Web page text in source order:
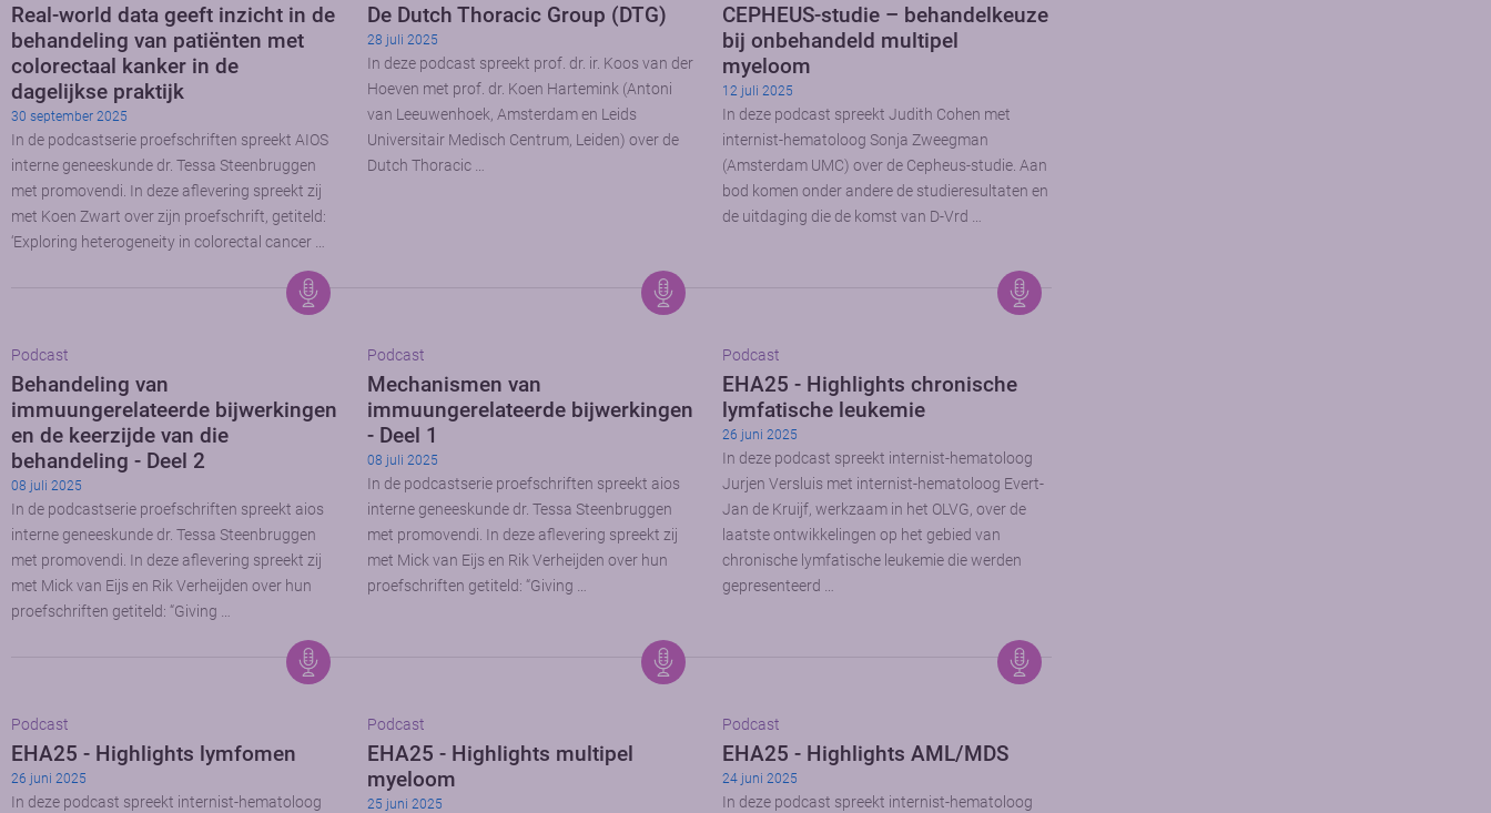
Real-world data geeft inzicht in de
behandeling van patiënten met
colorectaal kanker in de
dagelijkse praktijk
30 september 2025
In de podcastserie proefschriften spreekt AIOS
interne geneeskunde dr. Tessa Steenbruggen
met promovendi. In deze aflevering spreekt zij
met Koen Zwart over zijn proefschrift, getiteld:
‘Exploring heterogeneity in colorectal cancer …
De Dutch Thoracic Group (DTG)
28 juli 2025
In deze podcast spreekt prof. dr. ir. Koos van der
Hoeven met prof. dr. Koen Hartemink (Antoni
van Leeuwenhoek, Amsterdam en Leids
Universitair Medisch Centrum, Leiden) over de
Dutch Thoracic …
CEPHEUS-studie – behandelkeuze
bij onbehandeld multipel
myeloom
12 juli 2025
In deze podcast spreekt Judith Cohen met
internist-hematoloog Sonja Zweegman
(Amsterdam UMC) over de Cepheus-studie. Aan
bod komen onder andere de studieresultaten en
de uitdaging die de komst van D-Vrd …
Podcast
Behandeling van
immuungerelateerde bijwerkingen
en de keerzijde van die
behandeling - Deel 2
08 juli 2025
In de podcastserie proefschriften spreekt aios
interne geneeskunde dr. Tessa Steenbruggen
met promovendi. In deze aflevering spreekt zij
met Mick van Eijs en Rik Verheijden over hun
proefschriften getiteld: “Giving …
Podcast
Mechanismen van
immuungerelateerde bijwerkingen
- Deel 1
08 juli 2025
In de podcastserie proefschriften spreekt aios
interne geneeskunde dr. Tessa Steenbruggen
met promovendi. In deze aflevering spreekt zij
met Mick van Eijs en Rik Verheijden over hun
proefschriften getiteld: “Giving …
Podcast
EHA25 - Highlights chronische
lymfatische leukemie
26 juni 2025
In deze podcast spreekt internist-hematoloog
Jurjen Versluis met internist-hematoloog Evert-
Jan de Kruijf, werkzaam in het OLVG, over de
laatste ontwikkelingen op het gebied van
chronische lymfatische leukemie die werden
gepresenteerd …
Podcast
EHA25 - Highlights lymfomen
26 juni 2025
In deze podcast spreekt internist-hematoloog
Podcast
EHA25 - Highlights multipel
myeloom
25 juni 2025
Podcast
EHA25 - Highlights AML/MDS
24 juni 2025
In deze podcast spreekt internist-hematoloog